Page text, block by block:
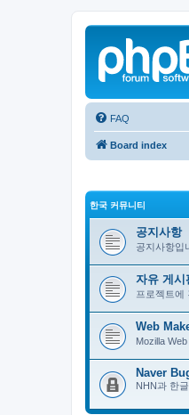
FAQ
Board index
한국 커뮤니티
공지사항
공지사항입
자유 게시
프로젝트에
Web
Mozilla
Naver
NHN과 한